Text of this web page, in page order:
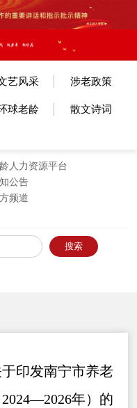
艺风采 涉老政策
球老龄 散文诗词
说传记
饰服装
人力资源平台
公告
频道
印发南宁市养老
年）的